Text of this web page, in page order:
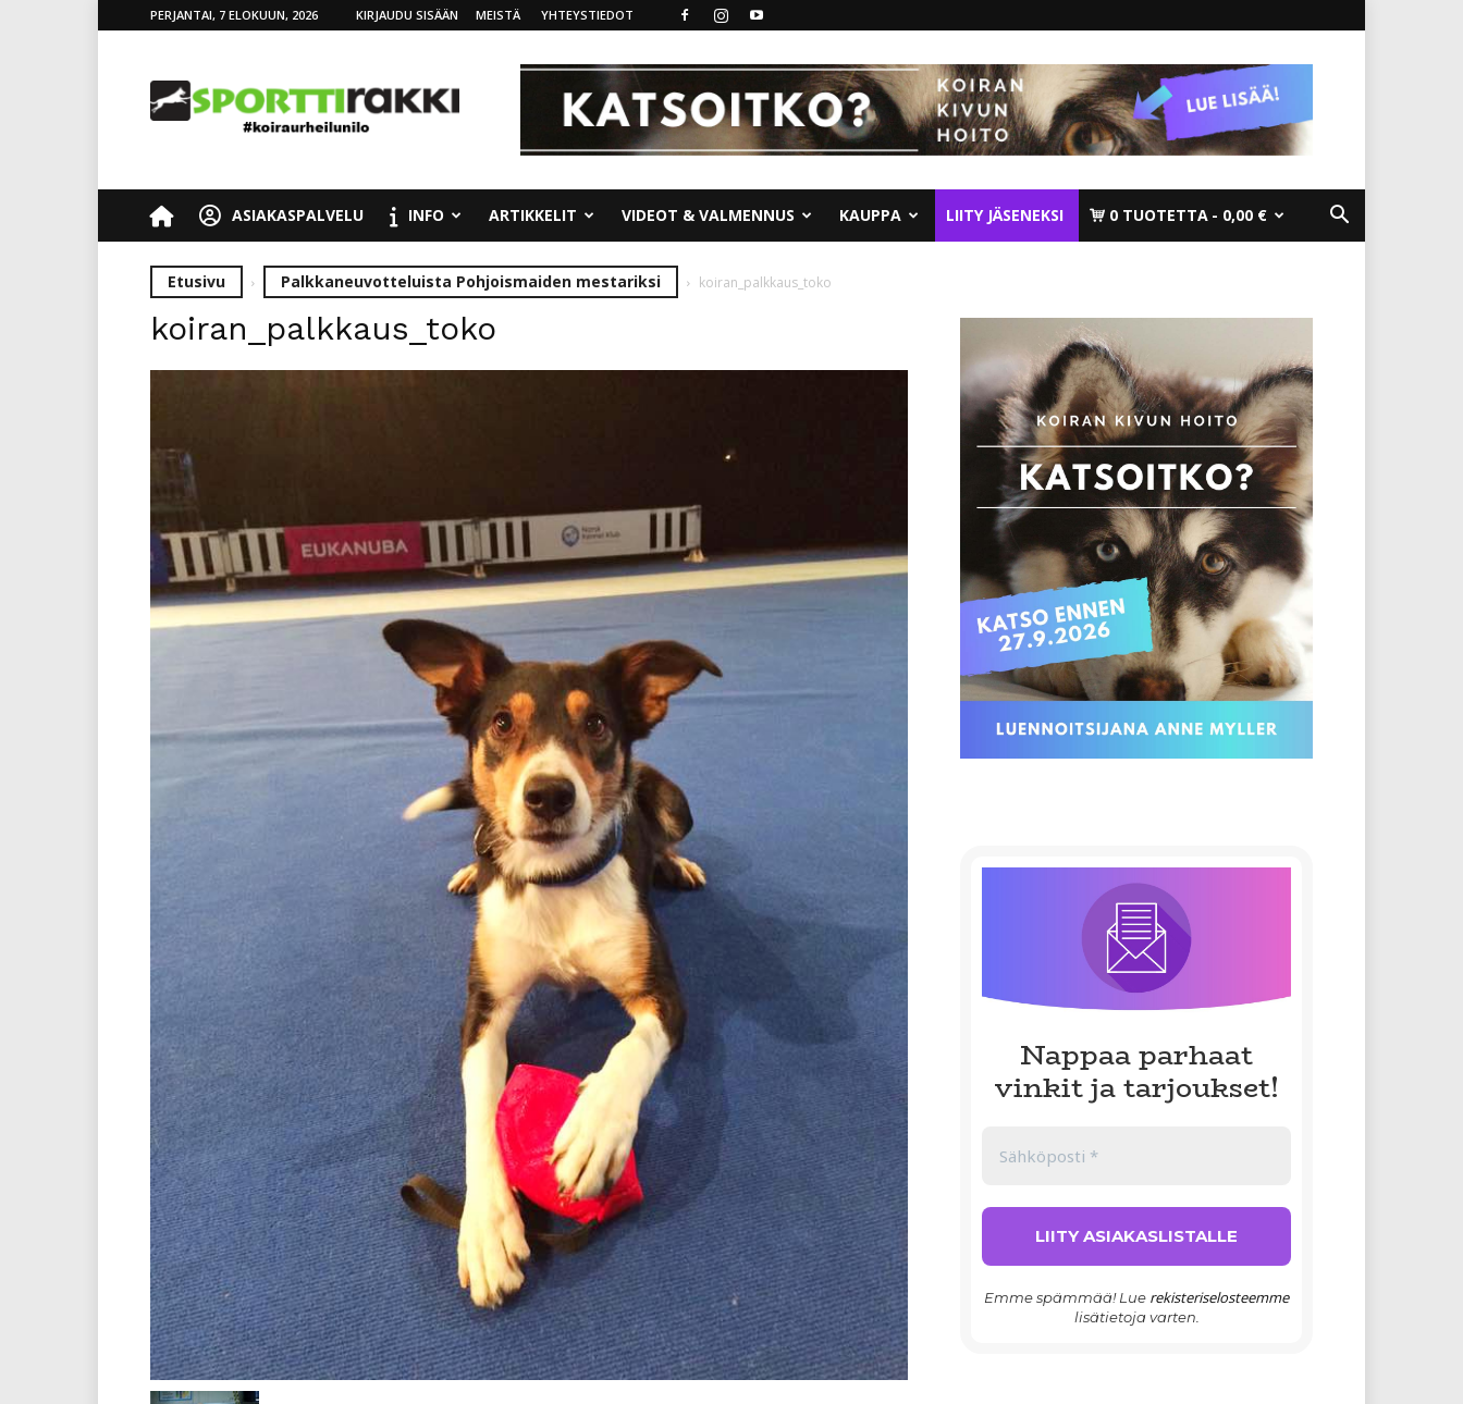
PERJANTAI, 7 ELOKUUN, 2026 KIRJAUDU SISÄÄN MEISTÄ YHTEYSTIEDOT
ASIAKASPALVELU INFO ARTIKKELIT VIDEOT & VALMENNUS KAUPPA LIITY JÄSENEKSI 0 TUOTETTA 0,00 €
Etusivu Palkkaneuvotteluista Pohjoismaiden mestariksi koiran_palkkaus_toko
koiran_palkkaus_toko
Nappaa parhaat
vinkit ja tarjoukset!
Emme spämmää! Lue rekisteriselosteemme
lisätietoja varten.